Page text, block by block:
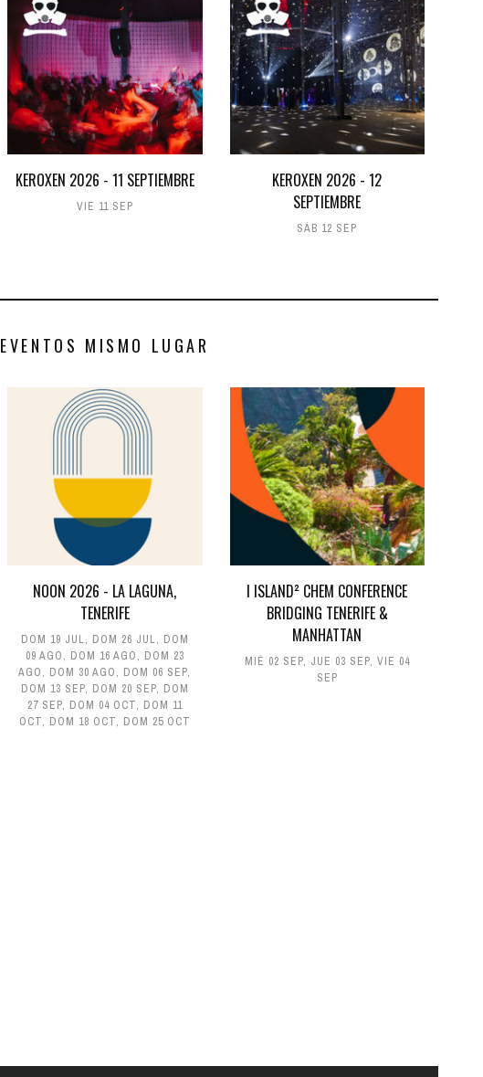
KEROXEN 2026 - 11 SEPTIEMBRE
VIE 11 SEP
KEROXEN 2026 - 12
SEPTIEMBRE
SÁB 12 SEP
EVENTOS MISMO LUGAR
NOON 2026 - LA LAGUNA,
TENERIFE
DOM 19 JUL, DOM 26 JUL, DOM
09 AGO, DOM 16 AGO, DOM 23
AGO, DOM 30 AGO, DOM 06 SEP,
DOM 13 SEP, DOM 20 SEP, DOM
27 SEP, DOM 04 OCT, DOM 11
OCT, DOM 18 OCT, DOM 25 OCT
I ISLAND² CHEM CONFERENCE
BRIDGING TENERIFE &
MANHATTAN
MIÉ 02 SEP, JUE 03 SEP, VIE 04
SEP